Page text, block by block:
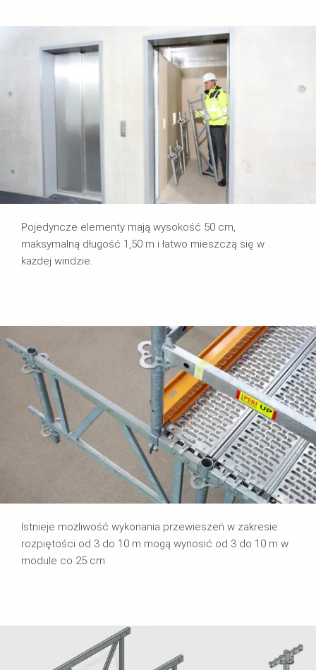
Pojedyncze elementy mają wysokość 50 cm,
maksymalną długość 1,50 m i łatwo mieszczą się w
każdej windzie.
Istnieje możliwość wykonania przewieszeń w zakresie
rozpiętości od 3 do 10 m mogą wynosić od 3 do 10 m w
module co 25 cm.